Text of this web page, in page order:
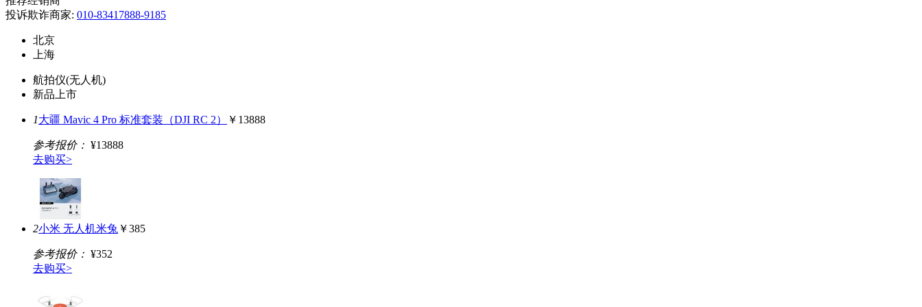
投诉欺诈商家: 010-83417888-9185
北京
上海
航拍仪(无人机)
新品上市
1大疆 Mavic 4 Pro 标准套装（DJI RC 2） ￥13888
参考报价： ¥13888
去购买>
2小米 无人机米兔 ￥385
参考报价： ¥352
去购买>